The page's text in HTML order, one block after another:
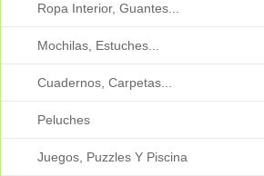
Ropa Interior, Guantes...
Mochilas, Estuches...
Cuadernos, Carpetas...
Peluches
Juegos, Puzzles Y Piscina